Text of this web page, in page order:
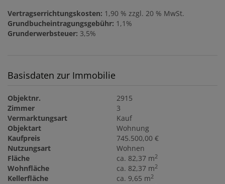
Vertragserrichtungskosten: 1,90 % zzgl. 20 % MwSt.
Grundbucheintragungsgebühr: 1,1%
Grunderwerbsteuer: 3,5%
Basisdaten zur Immobilie
Objektnr.
2915
Zimmer
3
Vermarktungsart
Kauf
Objektart
Wohnung
Kaufpreis
745.500,00 €
Nutzungsart
Wohnen
Fläche
ca. 82,37 m2
Wohnfläche ca. 82,37 m2
Kellerfläche ca. 9,65 m2